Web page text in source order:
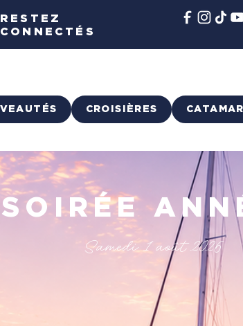
CROISIÈRES
RESTEZ
CONNECTÉS
Samedi 1 août 2026